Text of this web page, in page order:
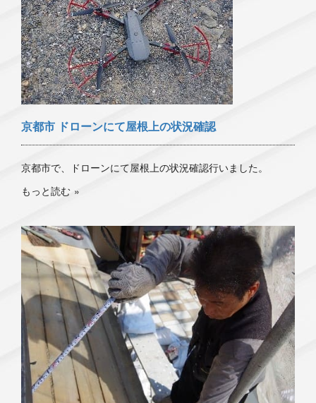
京都市 ドローンにて屋根上の状況確認
京都市で、ドローンにて屋根上の状況確認行いました。
もっと読む